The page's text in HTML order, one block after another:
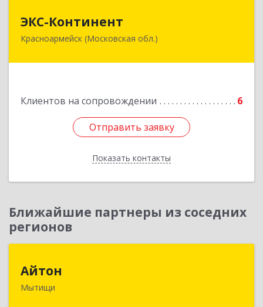
ЭКС-Континент
Красноармейск (Московская обл.)
Клиентов на сопровождении 6
Отправить заявку
Показать контакты
141292, Московская область, Красноармейск,
Отправить заявку
Назад
Ближайшие партнеры из соседних
регионов
Айтон
Мытищи